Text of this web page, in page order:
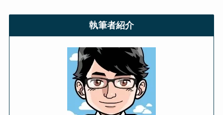
執筆者紹介